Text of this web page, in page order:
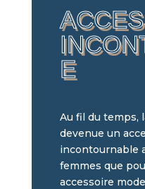
E
Au fil du temps,
devenue un
incontournable
femmes que
accessoire